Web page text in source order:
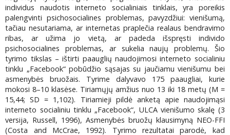
individus naudotis interneto socialiniais tinklais, yra poreikis
palengvinti psichosocialines problemas, pavyzdžiui: vienišumą,
tačiau nesutariama, ar internetas praplečia realaus bendravimo
ribas, ar užima jo vietą, ar padeda išspręsti individo
psichosocialines problemas, ar sukelia naujų problemų. Šio
tyrimo tikslas – ištirti paauglių naudojimosi interneto socialiniu
tinklu „Facebook“ pobūdžio sąsajas su jaučiamu vienišumu bei
asmenybės bruožais. Tyrime dalyvavo 175 paaugliai, kurie
mokosi 8–10 klasėse. Tiriamųjų amžius nuo 13 iki 18 metų (M =
15,44; SD = 1,102). Tiriamieji pildė anketą apie naudojimąsi
interneto socialiniu tinklu „Facebook“, ULCA vienišumo skalę (3
versija, Russell, 1996), Asmenybės bruožų klausimyną NEO-FFI
(Costa and McCrae, 1992). Tyrimo rezultatai parodė, kad